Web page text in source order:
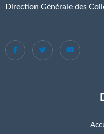
Direction Générale des